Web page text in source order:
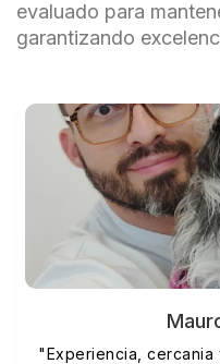
evaluado para
garantizando
"Experiencia,